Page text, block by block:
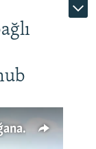
Türkiyənin dönüş nöqtəsi, ya Ərdoğana üçüncü şans: PKK ilə qəfil barışıq nə deməkdir?